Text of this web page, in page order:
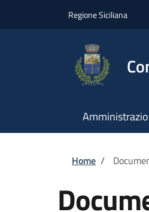
Regione Siciliana
Home /